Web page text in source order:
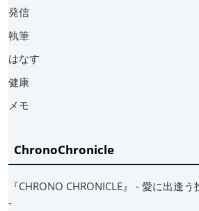
発信
執筆
はなす
健康
メモ
ChronoChronicle
『CHRONO CHRONICLE』 ‐ 愛に出逢
‐